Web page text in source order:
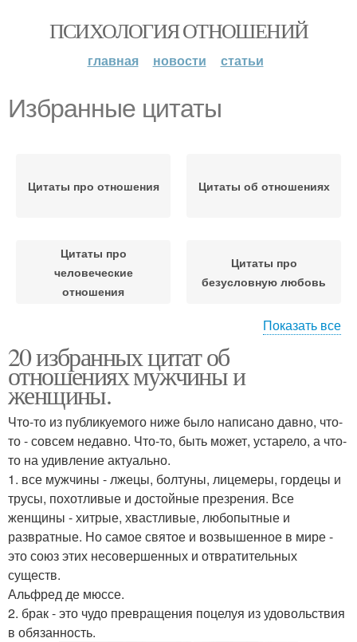
ПСИХОЛОГИЯ ОТНОШЕНИЙ
главная новости статьи
Избранные цитаты
Цитаты про отношения Цитаты об отношениях
Цитаты про
человеческие
отношения
Цитаты про
безусловную любовь
Цитаты на тему
Показать все
20 избранных цитат об
отношениях мужчины и
женщины.
Что-то из публикуемого ниже было написано давно, что-
то - совсем недавно. Что-то, быть может, устарело, а что-
то на удивление актуально.
1. все мужчины - лжецы, болтуны, лицемеры, гордецы и
трусы, похотливые и достойные презрения. Все
женщины - хитрые, хвастливые, любопытные и
развратные. Но самое святое и возвышенное в мире -
это союз этих несовершенных и отвратительных
существ.
Альфред де мюссе.
2. брак - это чудо превращения поцелуя из удовольствия
в обязанность.